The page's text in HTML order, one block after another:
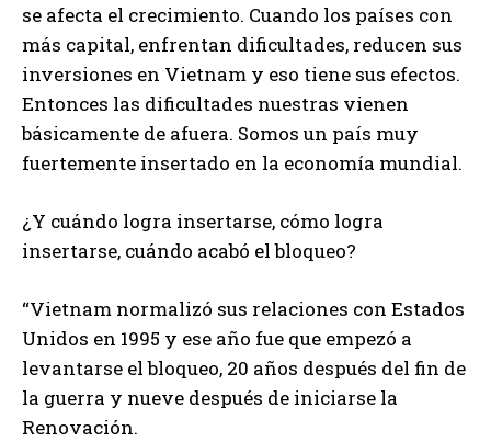
se afecta el crecimiento. Cuando los países con
más capital, enfrentan dificultades, reducen sus
inversiones en Vietnam y eso tiene sus efectos.
Entonces las dificultades nuestras vienen
básicamente de afuera. Somos un país muy
fuertemente insertado en la economía mundial.
¿Y cuándo logra insertarse, cómo logra
insertarse, cuándo acabó el bloqueo?
“Vietnam normalizó sus relaciones con Estados
Unidos en 1995 y ese año fue que empezó a
levantarse el bloqueo, 20 años después del fin de
la guerra y nueve después de iniciarse la
Renovación.